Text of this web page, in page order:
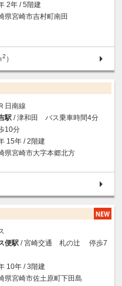
2年 / 5階建
県宮崎市吉村町南田
2 ）
日南線
駅 / 津和田 バス乗車時間4分
10分
15年 / 2階建
県宮崎市大字本郷北方
便駅 / 宮崎交通 札の辻 停歩7
10年 / 3階建
県宮崎市佐土原町下田島